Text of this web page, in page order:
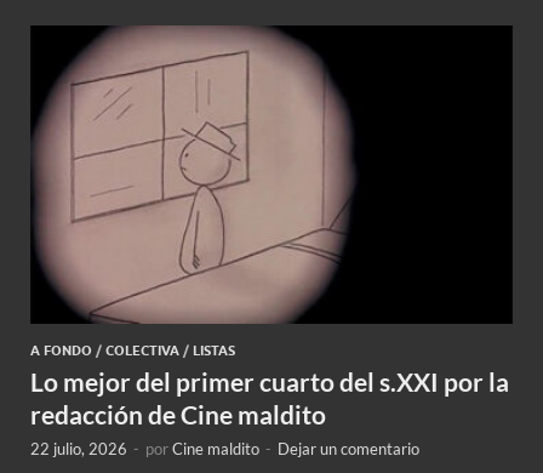
A FONDO / COLECTIVA / LISTAS
Lo mejor del primer cuarto del s.XXI por la
redacción de Cine maldito
22 julio, 2026 - porCine maldito - Dejar un comentario